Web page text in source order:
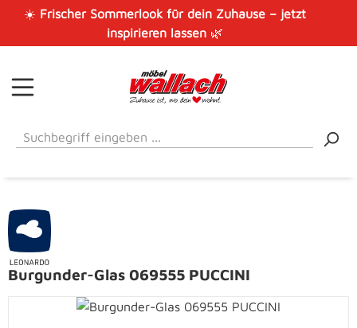
Zum Hauptinhalt springen
☀️ Frischer Sommerlook für dein Zuhause – jetzt
inspirieren lassen🌿
Bildergalerie überspringen
Burgunder-Glas 069555 PUCCINI